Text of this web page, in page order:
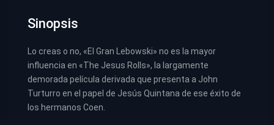
Sinopsis
Lo creas o no, «El Gran Lebowski» no es la mayor
influencia en «The Jesus Rolls», la largamente
demorada película derivada que presenta a John
Turturro en el papel de Jesús Quintana de ese éxito de
los hermanos Coen.